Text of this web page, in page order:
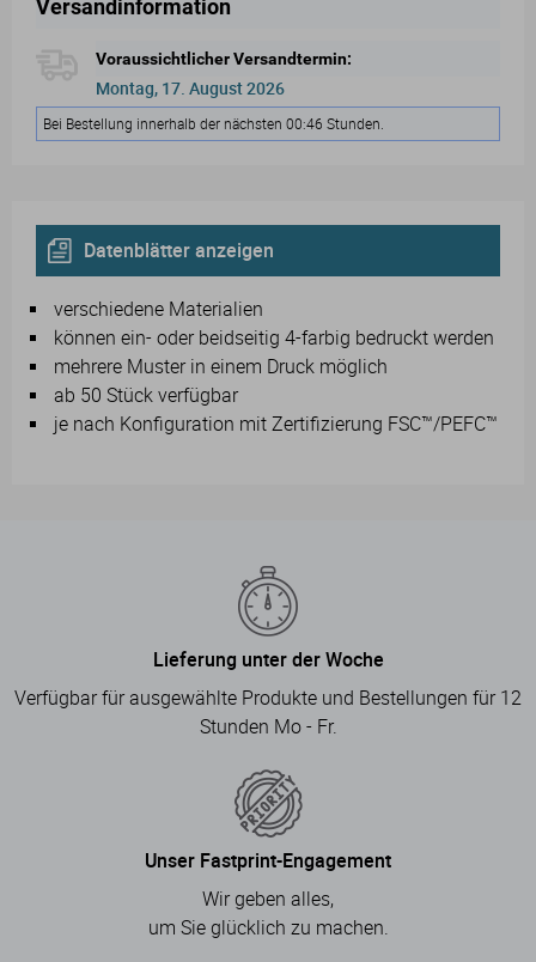
Versandinformation
Voraussichtlicher Versandtermin:
Montag, 17. August 2026
Bei Bestellung innerhalb der nächsten 00:46 Stunden.
Datenblätter anzeigen
verschiedene Materialien
können ein- oder beidseitig 4-farbig bedruckt werden
mehrere Muster in einem Druck möglich
ab 50 Stück verfügbar
je nach Konfiguration mit Zertifizierung FSC™/PEFC™
Lieferung unter der Woche
Verfügbar für ausgewählte Produkte und Bestellungen für 12
Stunden Mo - Fr.
Unser Fastprint-Engagement
Wir geben alles,
um Sie glücklich zu machen.